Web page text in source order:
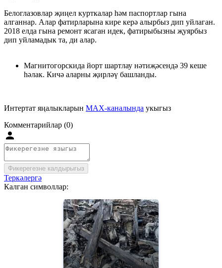
Белоглазовлар җиңел курткалар һәм паспортлар гына
алганнар. Алар фатирларына кире керә алырбыз дип уйлаган.
2018 елда гына ремонт ясаган идек, фатирыбызны җуярбыз
дип уйламадык та, ди алар.
Магнитогорскида йорт шартлау нәтиҗәсендә 39 кеше
һәлак. Кичә аларны җирләү башланды.
Интертат яңалыкларын MAX-каналында укыгыз
Комментарийлар (0)
Фикерегезне калдырыгыз
Теркәлергә
Калган символлар: